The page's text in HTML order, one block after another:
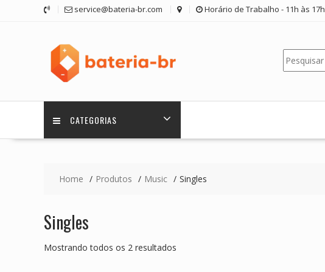
service@bateria-br.com Horário de Trabalho - 11h às 17h
Pesquisar
CATEGORIAS
Home Produtos Music Singles
Singles
Mostrando todos os 2 resultados